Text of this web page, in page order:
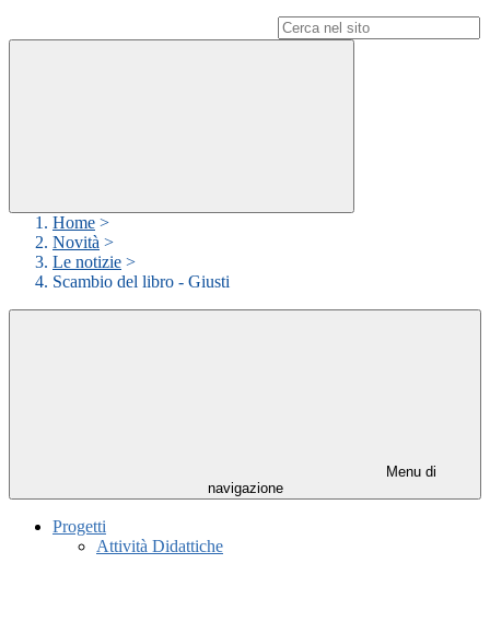
Home >
Novità >
Le notizie >
Scambio del libro - Giusti
Menu di
navigazione
Progetti
Attività Didattiche